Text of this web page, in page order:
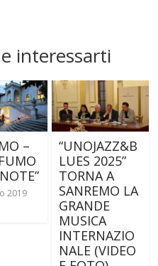
interessarti
–
2019
“UNOJAZZ&B
LUES 2025”
TORNA A
SANREMO LA
GRANDE
MUSICA
INTERNAZIO
NALE (VIDEO